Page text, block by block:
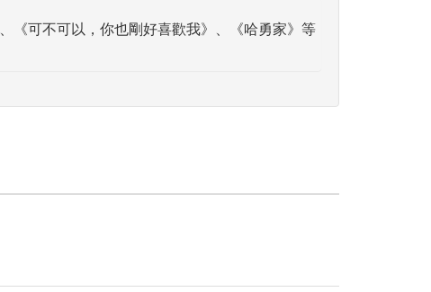
《可不可以，你也剛好喜歡我》、《哈勇家》等